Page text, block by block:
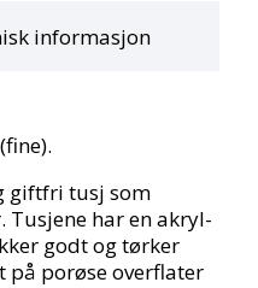
informasjon
giftfri tusj som
Tusjene har en akryl-
godt og tørker
på porøse overflater